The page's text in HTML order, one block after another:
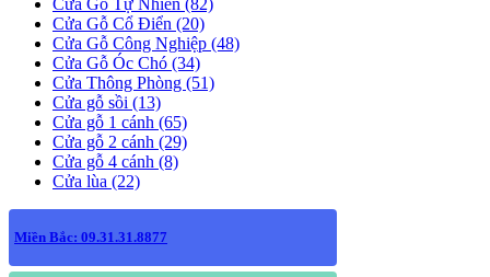
Cửa Gỗ Cổ Điển (20)
Cửa Gỗ Công Nghiệp (48)
Cửa Gỗ Óc Chó (34)
Cửa Thông Phòng (51)
Cửa gỗ sồi (13)
Cửa gỗ 1 cánh (65)
Cửa gỗ 2 cánh (29)
Cửa gỗ 4 cánh (8)
Cửa lùa (22)
Miền Bắc: 09.31.31.8877